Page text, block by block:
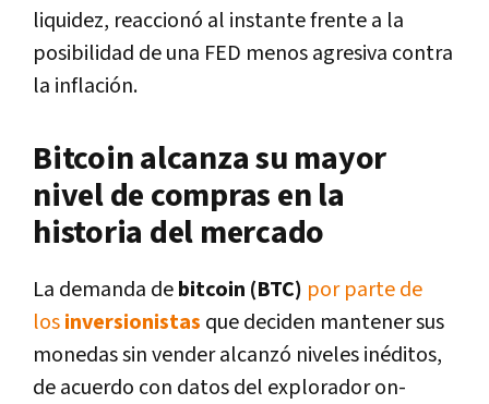
liquidez, reaccionó al instante frente a la
posibilidad de una FED menos agresiva contra
la inflación.
Bitcoin alcanza su mayor
nivel de compras en la
historia del mercado
La demanda debitcoin (BTC) por parte de
losinversionistas que deciden mantener sus
monedas sin vender alcanzó niveles inéditos,
de acuerdo con datos del explorador on-